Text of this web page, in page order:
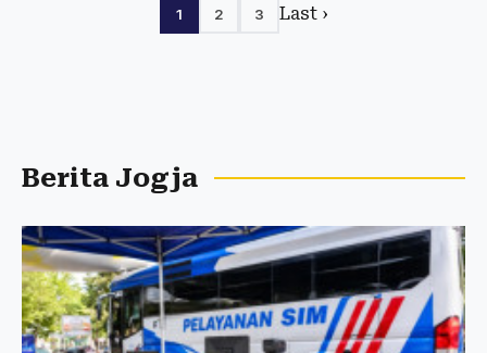
1 2 3 Last ›
Berita Jogja